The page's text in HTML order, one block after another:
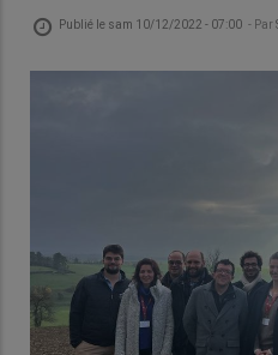
Publié le sam 10/12/2022 - 07:00 - Par